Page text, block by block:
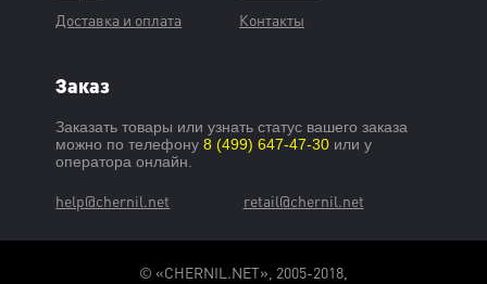
Доставка и оплата
Контакты
Заказ
Заказать товары или узнать статус вашего заказа
можно по телефону8 (499) 647-47-30 или у
оператора онлайн.
help@chernil.net retail@chernil.net
© «CHERNIL.NET», 2005-2018,